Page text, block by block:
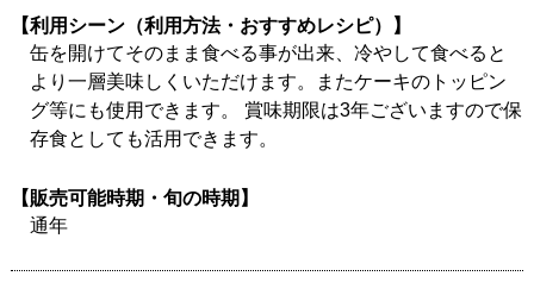
【利用シーン（利用方法・おすすめレシピ）】
缶を開けてそのまま食べる事が出来、冷やして食べると
より一層美味しくいただけます。またケーキのトッピン
グ等にも使用できます。 賞味期限は3年ございますので保
存食としても活用できます。
【販売可能時期・旬の時期】
通年